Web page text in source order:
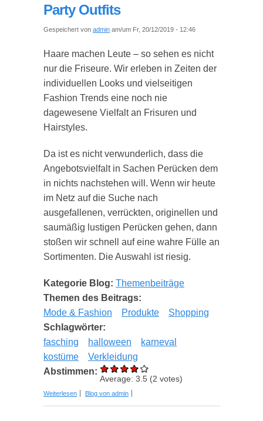
Party Outfits
Gespeichert von admin am/um Fr, 20/12/2019 - 12:46
Haare machen Leute – so sehen es nicht
nur die Friseure. Wir erleben in Zeiten der
individuellen Looks und vielseitigen
Fashion Trends eine noch nie
dagewesene Vielfalt an Frisuren und
Hairstyles.
Da ist es nicht verwunderlich, dass die
Angebotsvielfalt in Sachen Perücken dem
in nichts nachstehen will. Wenn wir heute
im Netz auf die Suche nach
ausgefallenen, verrückten, originellen und
saumäßig lustigen Perücken gehen, dann
stoßen wir schnell auf eine wahre Fülle an
Sortimenten. Die Auswahl ist riesig.
Kategorie Blog: Themenbeiträge
Themen des Beitrags:
Mode & Fashion
Produkte
Shopping
Schlagwörter:
fasching
halloween
karneval
kostüme
Verkleidung
Abstimmen:
Average: 3.5 (2 votes)
Weiterlesen über Verrückte Haarwelt – Ausgefallene und
Blog von admin